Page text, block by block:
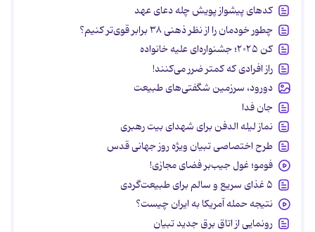
کدهای پیشواز پویش چله دعای عهد
چطور خودمان را از نظر ذهنی ۳۸ برابر قوی‌تر کنیم؟
کن ۲۰۲۵؛ جشنواره‌ای علیه خانواده
راز افرادی که کمتر ضرر می‌کنند!
دورود، سرزمین شگفتی‌های طبیعت
جان فدا
نماز لیله الدفن برای شهدای بیت رهبری
طرح اختصاصی تبیان ویژه روز جهانی قدس
فومو؛ غول جیب‌بر فضای مجازی!
۵ غذای سریع و سالم برای طبیعت‌گردی
نتیجه حمله آمریکا به ایران چیست؟
رونمایی از اتاق برق جدید تبیان